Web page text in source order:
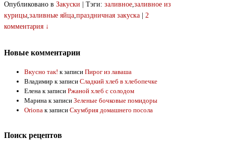
Опубликовано в Закуски Тэги: заливное,заливное из
курицы,заливные яйца,праздничная закуска
2
комментария ↓
Новые комментарии
Вкусно так! к записи Пирог из лаваша
Владимир к записи Сладкий хлеб в хлебопечке
Елена к записи Ржаной хлеб с солодом
Марина к записи Зеленые бочковые помидоры
Oriona к записи Скумбрия домашнего посола
Поиск рецептов